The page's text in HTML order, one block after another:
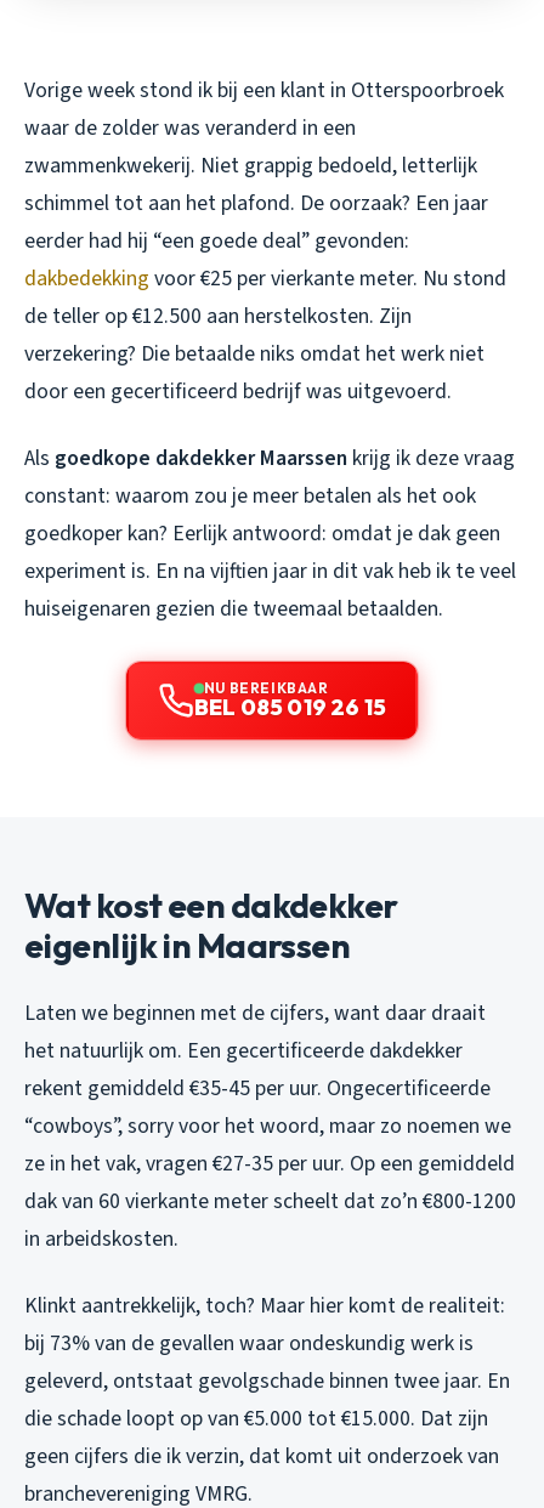
Vorige week stond ik bij een klant in Otterspoorbroek
waar de zolder was veranderd in een
zwammenkwekerij. Niet grappig bedoeld, letterlijk
schimmel tot aan het plafond. De oorzaak? Een jaar
eerder had hij “een goede deal” gevonden:
dakbedekking voor €25 per vierkante meter. Nu stond
de teller op €12.500 aan herstelkosten. Zijn
verzekering? Die betaalde niks omdat het werk niet
door een gecertificeerd bedrijf was uitgevoerd.
Als goedkope dakdekker Maarssen krijg ik deze vraag
constant: waarom zou je meer betalen als het ook
goedkoper kan? Eerlijk antwoord: omdat je dak geen
experiment is. En na vijftien jaar in dit vak heb ik te veel
huiseigenaren gezien die tweemaal betaalden.
NU BEREIKBAAR
BEL 085 019 26 15
Wat kost een dakdekker
eigenlijk in Maarssen
Laten we beginnen met de cijfers, want daar draait
het natuurlijk om. Een gecertificeerde dakdekker
rekent gemiddeld €35-45 per uur. Ongecertificeerde
“cowboys”, sorry voor het woord, maar zo noemen we
ze in het vak, vragen €27-35 per uur. Op een gemiddeld
dak van 60 vierkante meter scheelt dat zo’n €800-1200
in arbeidskosten.
Klinkt aantrekkelijk, toch? Maar hier komt de realiteit:
bij 73% van de gevallen waar ondeskundig werk is
geleverd, ontstaat gevolgschade binnen twee jaar. En
die schade loopt op van €5.000 tot €15.000. Dat zijn
geen cijfers die ik verzin, dat komt uit onderzoek van
branchevereniging VMRG.